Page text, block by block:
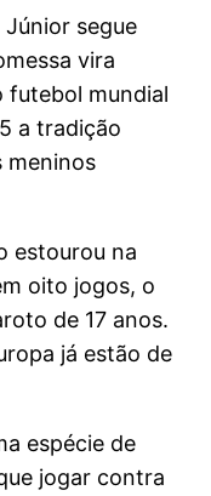
Júnior segue
vira
futebol mundial
a tradição
meninos
estourou na
oito jogos, o
de 17 anos.
já estão de
espécie de
jogar contra